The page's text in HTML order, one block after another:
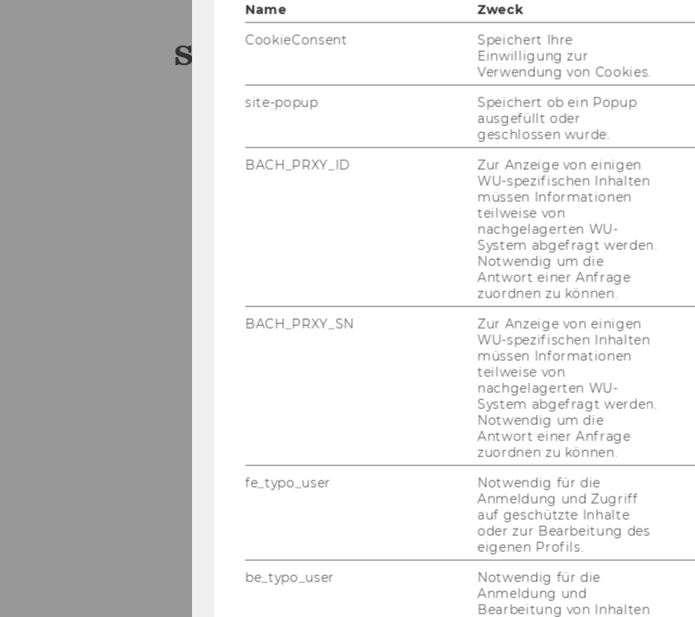
So­cial Im­pact Re­se­arch Clus­ter
Name Zweck
CookieConsent
Speichert Ihre
Einwilligung zur
Verwendung von Cookies.
site-popup
Speichert ob ein Popup
ausgefüllt oder
geschlossen wurde.
BACH_PRXY_ID
Zur Anzeige von einigen
WU-spezifischen Inhalten
müssen Informationen
teilweise von
nachgelagerten WU-
System abgefragt werden.
Notwendig um die
Antwort einer Anfrage
zuordnen zu können.
BACH_PRXY_SN
Zur Anzeige von einigen
WU-spezifischen Inhalten
müssen Informationen
teilweise von
nachgelagerten WU-
System abgefragt werden.
Notwendig um die
Antwort einer Anfrage
zuordnen zu können.
fe_typo_user
Notwendig für die
Anmeldung und Zugriff
auf geschützte Inhalte
oder zur Bearbeitung des
eigenen Profils.
be_typo_user
Notwendig für die
Anmeldung und
Bearbeitung von Inhalten